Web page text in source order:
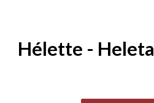
Hélette - Heleta